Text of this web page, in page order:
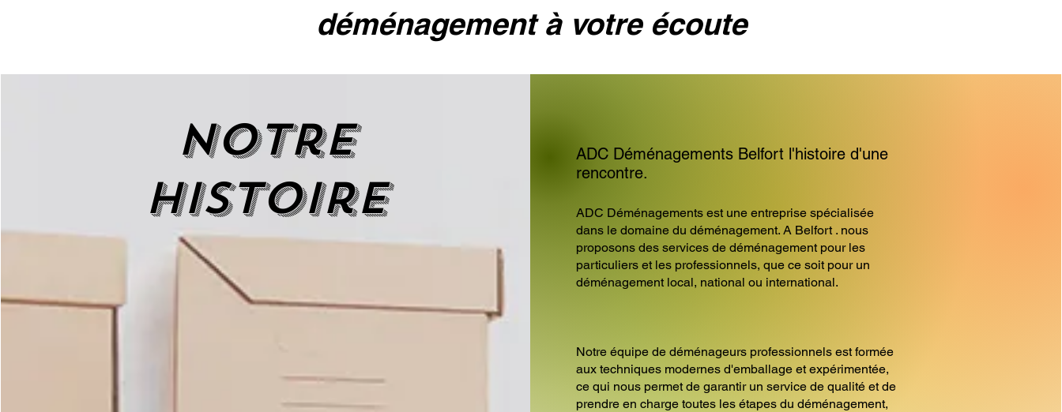
déménagement à votre écoute
Notre
histoire
ADC Déménagements Belfort l'histoire d'une
rencontre.
ADC Déménagements est une entreprise spécialisée
dans le domaine du déménagement. A Belfort . nous
proposons des services de déménagement pour les
particuliers et les professionnels, que ce soit pour un
déménagement local, national ou international.
Notre équipe de déménageurs professionnels est formée
aux techniques modernes d'emballage et expérimentée,
ce qui nous permet de garantir un service de qualité et de
prendre en charge toutes les étapes du déménagement,